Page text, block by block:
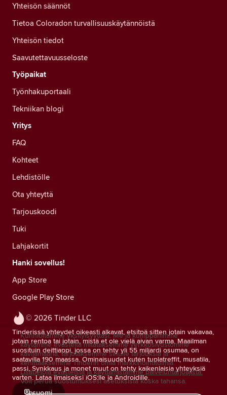
© 2026 Tinder LLC
Tinderissä yhteydet oikeasti alkavat, etsitpä sitten jotain vakavaa,
jotain rentoa tai jotain, mistä et ole vielä aivan varma. Maailman
suosituin deittiappi, jossa on tehty yli 55 miljardi osumaa, on
saatavilla 190 maassa. Ominaisuudet kuten tuplatreffit, musatila,
passi, Synkkaus ja monet muut on tehty kaikenlaisia yhteyksiä
varten. Lataa ilmaiseksi iOS:lle ja Androidille.
suomi
Yhteisön säännöt
Tietoa Coloradon turvallisuuskäytännöistä
Yhteisön tiedot
Saavutettavuusseloste
Työpaikat
Työnhakuportaali
Tekniikan blogi
Yritys
FAQ
Kohteet
Lehdistölle
Ota yhteyttä
Tarjouskoodi
Tuki
Lahjakortit
Hanki sovellus!
App Store
Google Play Store
Kunnioitamme yksityisyyttäsi. Me ja kumppanimme
käytämme evästeitä mitataksemme verkkosivustomme
kävijämääriä, tarjotaksemme sinulle tarjouksia ja
kehittääksemme Tinderin omia markkinointitoimia.
Lisätietoja evästeistä ja käyttämistämme palveluntarjoajista.
Voit perua suostumuksesi asetuksista koska tahansa.